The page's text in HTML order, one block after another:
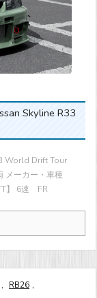
Skyline R33
World Drift Tour
メーカー・車種
】 6速 FR
, RB26 ,